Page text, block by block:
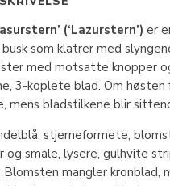
(‘Lazurstern’) er
som klatrer med
med motsatte knopper
3-koplete blad. Om høsten
mens bladstilkene blir
stjerneformete,
og smale, lysere, gulhvite
mangler kronblad,